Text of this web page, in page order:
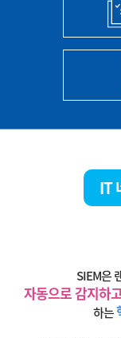
IT
SIEM은
자동으로 감지하
하는